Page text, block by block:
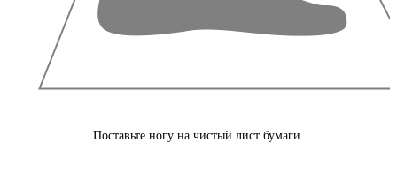
Поставьте ногу на чистый лист бумаги.